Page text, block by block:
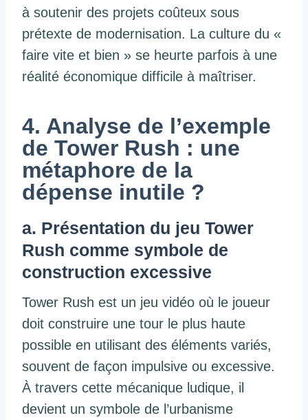
à soutenir des projets coûteux sous
prétexte de modernisation. La culture du «
faire vite et bien » se heurte parfois à une
réalité économique difficile à maîtriser.
4. Analyse de l’exemple
de Tower Rush : une
métaphore de la
dépense inutile ?
a. Présentation du jeu Tower
Rush comme symbole de
construction excessive
Tower Rush est un jeu vidéo où le joueur
doit construire une tour le plus haute
possible en utilisant des éléments variés,
souvent de façon impulsive ou excessive.
À travers cette mécanique ludique, il
devient un symbole de l’urbanisme